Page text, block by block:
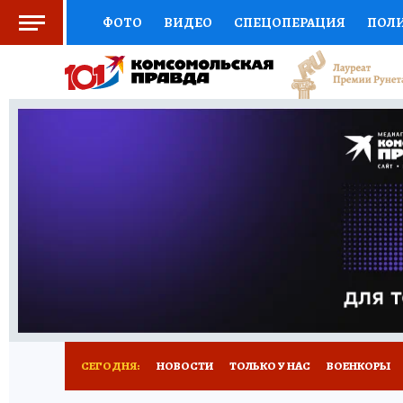
ФОТО ВИДЕО СПЕЦОПЕРАЦИЯ
СОЦПОДДЕРЖКА НАУКА СПОРТ
ВЫБОР ЭКСПЕРТОВ ДОКТОР
ПРОГНОЗЫ НА СПОРТ
НОВОЕ
СЕГОДНЯ: НОВОСТИ ТОЛЬКО У НАС ВОЕНКОРЫ